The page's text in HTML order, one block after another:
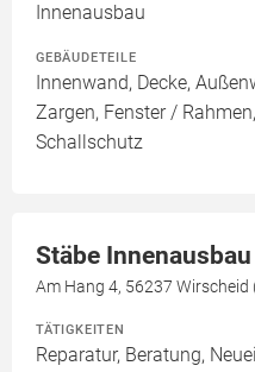
Innenausbau
GEBÄUDETEILE
Innenwand, Decke,
Zargen, Fenster /
Schallschutz
Stäbe Innenausbau
Am Hang 4, 56237
TÄTIGKEITEN
Reparatur, Beratung,